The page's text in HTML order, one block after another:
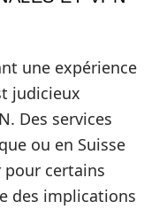
une expérience
judicieux
Des services
ou en Suisse
certains
des implications